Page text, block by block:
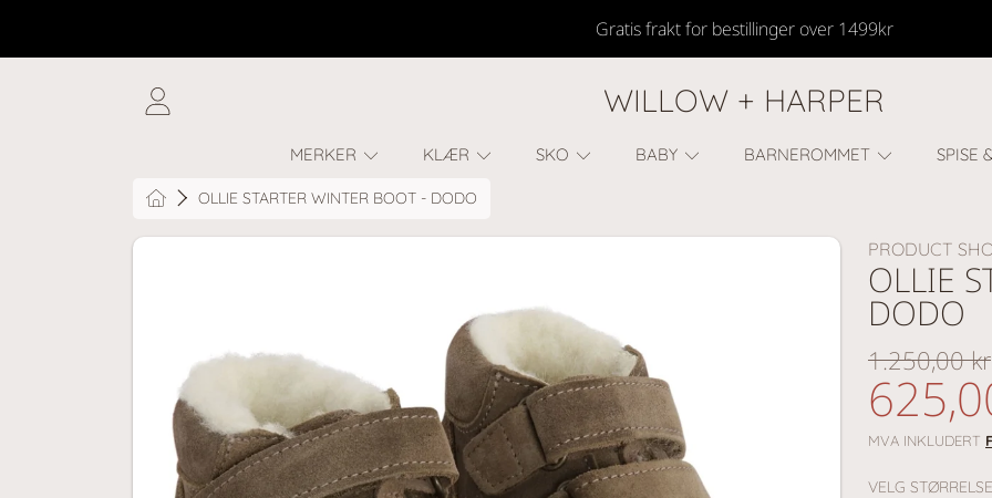
Gratis frakt for bestillinger over 1499kr
LOGG
INN
WILLOW + HARPER
MERKER KLÆR SKO BABY BARNEROMMET SPISE
HOMEOLLIE STARTER WINTER BOOT - DODO
PRODUCT
OLLIE
DODO
Vanlig
pris
1.250,00 kr
pris
MVA INKLUDERT
VELG STØRRELSE